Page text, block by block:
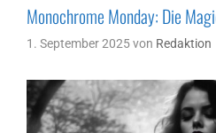
Monochrome Monday: Die
1. September 2025von Redaktion